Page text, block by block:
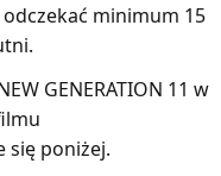
odczekać minimum 15
GENERATION 11 w
się poniżej.